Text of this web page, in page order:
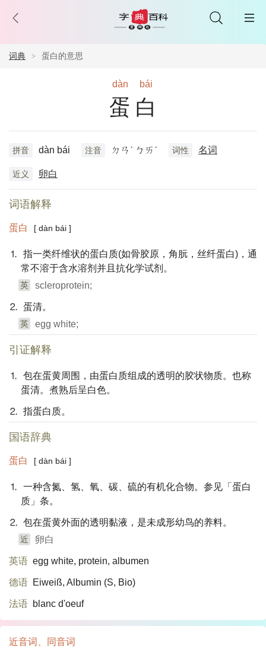
词典 蛋白的意思
dàn bái
蛋白
拼音 dàn bái 注音 ㄉㄢˋ ㄅㄞˊ 词性 名词
近义 卵白
词语解释
蛋白 [ dàn bái ]
⒈ 指一类纤维状的蛋白质(如骨胶原，角朊，丝纤蛋白)，通
常不溶于含水溶剂并且抗化学试剂。
英 scleroprotein;
⒉ 蛋清。
英 egg white;
引证解释
⒈ 包在蛋黄周围，由蛋白质组成的透明的胶状物质。也称
蛋清。煮熟后呈白色。
⒉ 指蛋白质。
国语辞典
蛋白 [ dàn bái ]
⒈ 一种含氮、氢、氧、碳、硫的有机化合物。参见「蛋白
质」条。
⒉ 包在蛋黄外面的透明黏液，是未成形幼鸟的养料。
近 卵白
英语 egg white, protein, albumen
德语 Eiweiß, Albumin (S, Bio)​
法语 blanc d'oeuf
近音词、同音词